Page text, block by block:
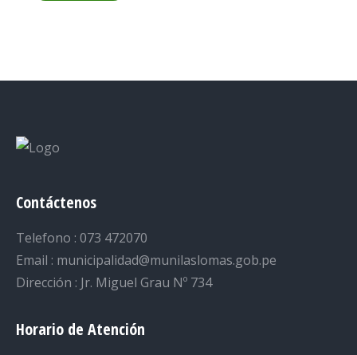
Contáctenos
Telefono : 073 472070
Email : municipalidad@munilaslomas.gob.pe
Dirección : Jr. Miguel Grau Nº 734
Horario de Atención